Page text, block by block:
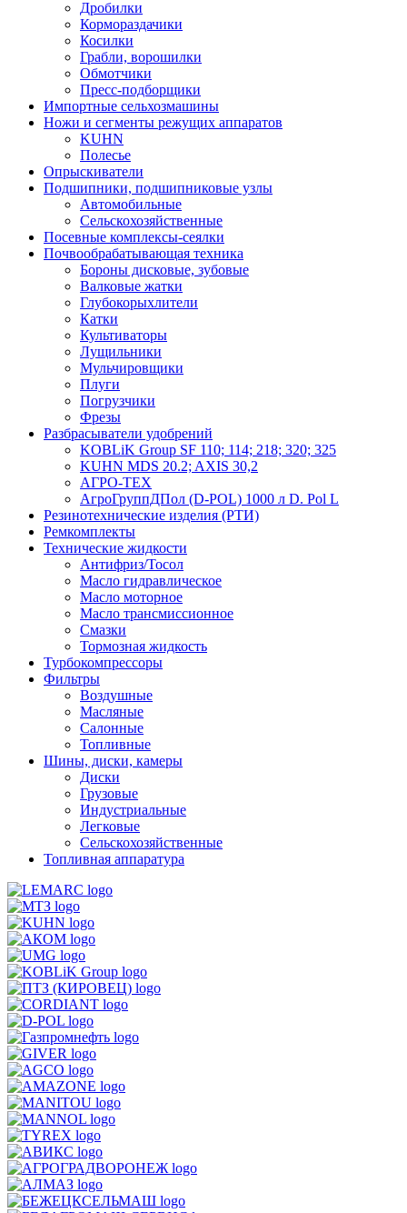
Дробилки
Кормораздачики
Косилки
Грабли, ворошилки
Обмотчики
Пресс-подборщики
Импортные сельхозмашины
Ножи и сегменты режущих аппаратов
KUHN
Полесье
Опрыскиватели
Подшипники, подшипниковые узлы
Автомобильные
Сельскохозяйственные
Посевные комплексы-сеялки
Почвообрабатывающая техника
Бороны дисковые, зубовые
Валковые жатки
Глубокорыхлители
Катки
Культиваторы
Лущильники
Мульчировщики
Плуги
Погрузчики
Фрезы
Разбрасыватели удобрений
KOBLiK Group SF 110; 114; 218; 320; 325
KUHN MDS 20.2; AXIS 30,2
АГРО-ТЕХ
АгроГруппДПол (D-POL) 1000 л D. Pol L
Резинотехнические изделия (РТИ)
Ремкомплекты
Технические жидкости
Антифриз/Тосол
Масло гидравлическое
Масло моторное
Масло трансмиссионное
Смазки
Тормозная жидкость
Турбокомпрессоры
Фильтры
Воздушные
Масляные
Салонные
Топливные
Шины, диски, камеры
Диски
Грузовые
Индустриальные
Легковые
Сельскохозяйственные
Топливная аппаратура